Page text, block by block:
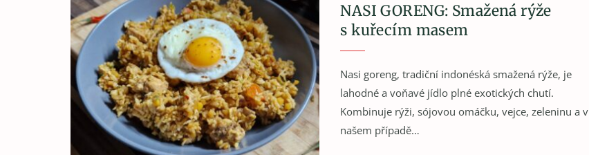
NASI GORENG: Smažená rýže
s kuřecím masem
Nasi goreng, tradiční indonéská smažená rýže, je
lahodné a voňavé jídlo plné exotických chutí.
Kombinuje rýži, sójovou omáčku, vejce, zeleninu a v
našem případě…